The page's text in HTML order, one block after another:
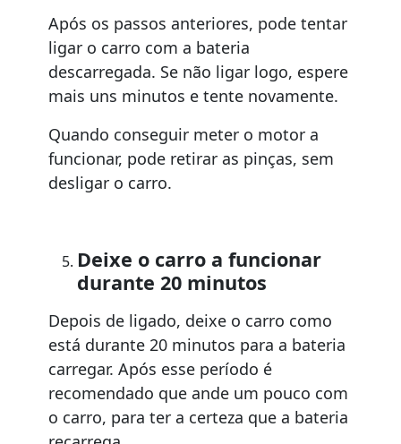
Após os passos anteriores, pode tentar
ligar o carro com a bateria
descarregada. Se não ligar logo, espere
mais uns minutos e tente novamente.
Quando conseguir meter o motor a
funcionar, pode retirar as pinças, sem
desligar o carro.
Deixe o carro a funcionar
durante 20 minutos
Depois de ligado, deixe o carro como
está durante 20 minutos para a bateria
carregar. Após esse período é
recomendado que ande um pouco com
o carro, para ter a certeza que a bateria